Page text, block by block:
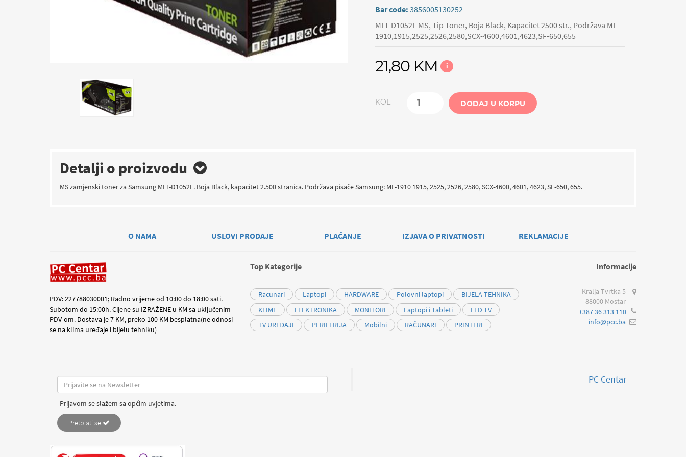
Bar code:3856005130252
MLT-D1052L MS, Tip Toner, Boja Black, Kapacitet 2500 str., Podržava ML-
1910,1915,2525,2526,2580,SCX-4600,4601,4623,SF-650,655
21,80 KM i
KOL DODAJ U KORPU
Detalji o proizvodu
MS zamjenski toner za Samsung MLT-D1052L. Boja Black, kapacitet 2.500 stranica. Podržava pisače Samsung: ML-1910 1915, 2525, 2526, 2580, SCX-4600, 4601, 4623, SF-650, 655.
O NAMA USLOVI PRODAJE PLAĆANJE IZJAVA O PRIVATNOSTI REKLAMACIJE
PDV: 227788030001; Radno vrijeme od 10:00 do 18:00 sati.
Subotom do 15:00h. Cijene su IZRAŽENE u KM sa uključenim
PDV-om. Dostava je 7 KM, preko 100 KM besplatna(ne odnosi
se na klima uređaje i bijelu tehniku)
Top Kategorije
Racunari Laptopi HARDWARE Polovni laptopi
BIJELA TEHNIKA
KLIME
ELEKTRONIKA MONITORI Laptopi i Tableti
LED TV
TV UREĐAJI
PERIFERIJA Mobilni RAČUNARI PRINTERI
Informacije
Kralja Tvrtka 5
88000 Mostar
+387 36 313 110
info@pcc.ba
Prijavom se slažem sa općim uvjetima.
Pretplati se
PC Centar